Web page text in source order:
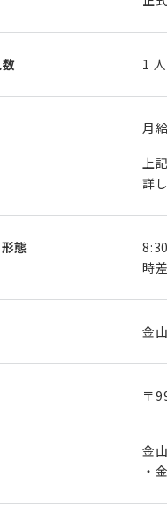
1 人
月給
上
詳
態
時
金
〒
金
・